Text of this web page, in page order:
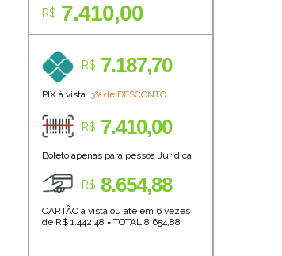
R$ 7.410,00
R$ 7.187,70
PIX à vista 3% de DESCONTO
R$ 7.410,00
Boleto apenas para pessoa Jurídica
R$ 8.654,88
CARTÃO à vista ou até em 6 vezes
de R$1.442,48 =TOTAL8.654,88